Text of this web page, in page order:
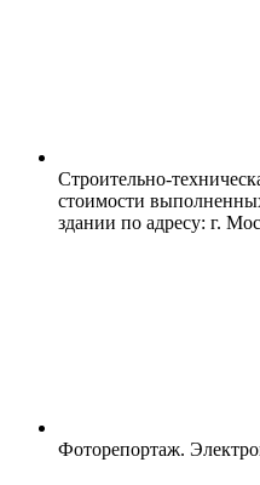
Строительно-
стоимости
здании по адресу: г.
Фоторепортаж.